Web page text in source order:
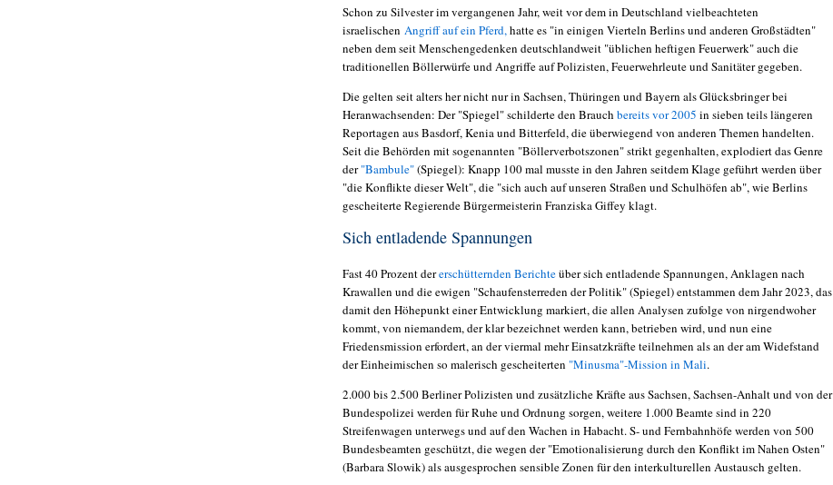
Schon zu Silvester im vergangenen Jahr, weit vor dem in Deutschland vielbeachteten
israelischen Angriff auf ein Pferd, hatte es "in einigen Vierteln Berlins und anderen Großstädten"
neben dem seit Menschengedenken deutschlandweit "üblichen heftigen Feuerwerk" auch die
traditionellen Böllerwürfe und Angriffe auf Polizisten, Feuerwehrleute und Sanitäter gegeben.
Die gelten seit alters her nicht nur in Sachsen, Thüringen und Bayern als Glücksbringer bei
Heranwachsenden: Der "Spiegel" schilderte den Brauch bereits vor 2005 in sieben teils längeren
Reportagen aus Basdorf, Kenia und Bitterfeld, die überwiegend von anderen Themen handelten.
Seit die Behörden mit sogenannten "Böllerverbotszonen" strikt gegenhalten, explodiert das Genre
der"Bambule"(Spiegel): Knapp 100 mal musste in den Jahren seitdem Klage geführt werden über
"die Konflikte dieser Welt", die "sich auch auf unseren Straßen und Schulhöfen ab", wie Berlins
gescheiterte Regierende Bürgermeisterin Franziska Giffey klagt.
Sich entladende Spannungen
Fast 40 Prozent dererschütternden Berichteüber sich entladende Spannungen, Anklagen nach
Krawallen und die ewigen "Schaufensterreden der Politik" (Spiegel) entstammen dem Jahr 2023, das
damit den Höhepunkt einer Entwicklung markiert, die allen Analysen zufolge von nirgendwoher
kommt, von niemandem, der klar bezeichnet werden kann, betrieben wird, und nun eine
Friedensmission erfordert, an der viermal mehr Einsatzkräfte teilnehmen als an der am Widefstand
der Einheimischen so malerisch gescheiterten "Minusma"-Mission in Mali.
2.000 bis 2.500 Berliner Polizisten und zusätzliche Kräfte aus Sachsen, Sachsen-Anhalt und von der
Bundespolizei werden für Ruhe und Ordnung sorgen, weitere 1.000 Beamte sind in 220
Streifenwagen unterwegs und auf den Wachen in Habacht. S- und Fernbahnhöfe werden von 500
Bundesbeamten geschützt, die wegen der "Emotionalisierung durch den Konflikt im Nahen Osten"
(Barbara Slowik) als ausgesprochen sensible Zonen für den interkulturellen Austausch gelten.